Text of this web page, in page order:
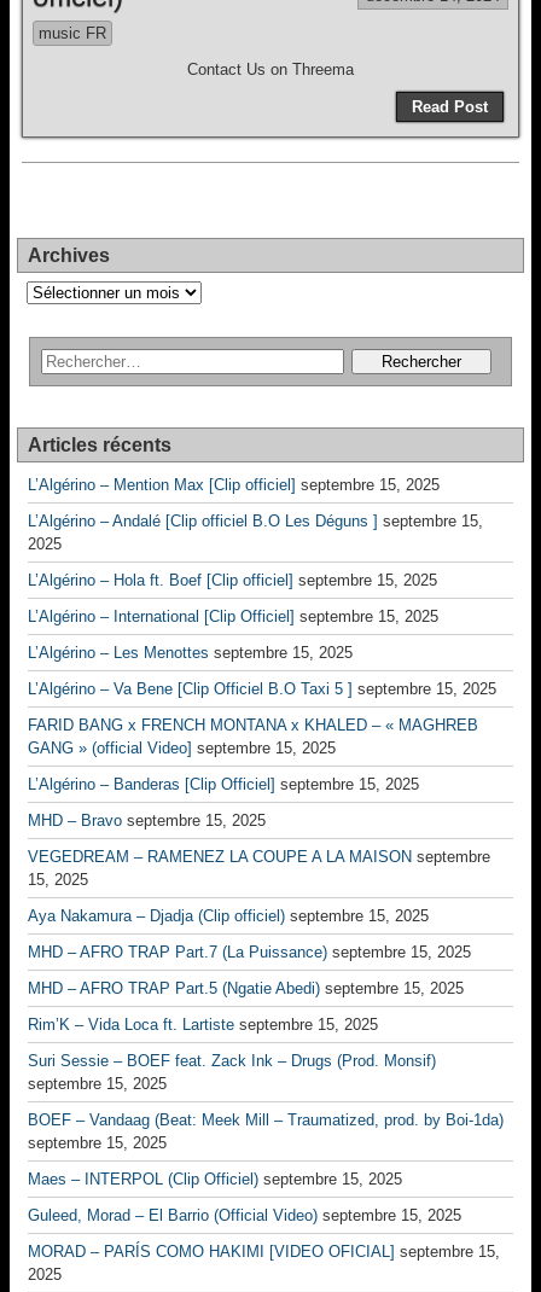
music FR
Contact Us on Threema
Read Post
Archives
Archives
Articles récents
L’Algérino – Mention Max [Clip officiel] septembre 15, 2025
L’Algérino – Andalé [Clip officiel B.O Les Déguns ] septembre 15,
2025
L’Algérino – Hola ft. Boef [Clip officiel] septembre 15, 2025
L’Algérino – International [Clip Officiel] septembre 15, 2025
L’Algérino – Les Menottes septembre 15, 2025
L’Algérino – Va Bene [Clip Officiel B.O Taxi 5 ] septembre 15, 2025
FARID BANG x FRENCH MONTANA x KHALED – « MAGHREB
GANG » (official Video] septembre 15, 2025
L’Algérino – Banderas [Clip Officiel] septembre 15, 2025
MHD – Bravo septembre 15, 2025
VEGEDREAM – RAMENEZ LA COUPE A LA MAISON septembre
15, 2025
Aya Nakamura – Djadja (Clip officiel) septembre 15, 2025
MHD – AFRO TRAP Part.7 (La Puissance) septembre 15, 2025
MHD – AFRO TRAP Part.5 (Ngatie Abedi) septembre 15, 2025
Rim’K – Vida Loca ft. Lartiste septembre 15, 2025
Suri Sessie – BOEF feat. Zack Ink – Drugs (Prod. Monsif)
septembre 15, 2025
BOEF – Vandaag (Beat: Meek Mill – Traumatized, prod. by Boi-1da)
septembre 15, 2025
Maes – INTERPOL (Clip Officiel) septembre 15, 2025
Guleed, Morad – El Barrio (Official Video) septembre 15, 2025
MORAD – PARÍS COMO HAKIMI [VIDEO OFICIAL] septembre 15,
2025